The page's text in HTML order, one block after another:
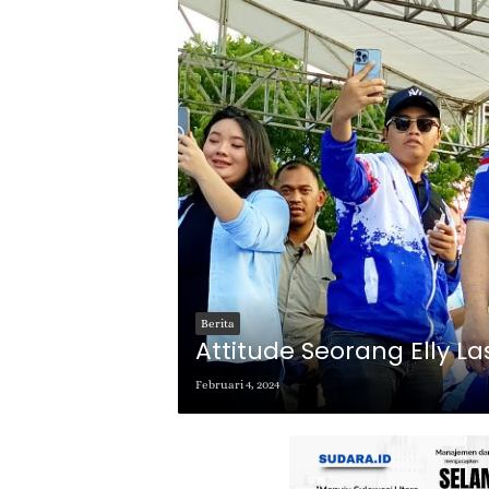
Berita
Attitude Seorang Elly
Februari 4, 2024